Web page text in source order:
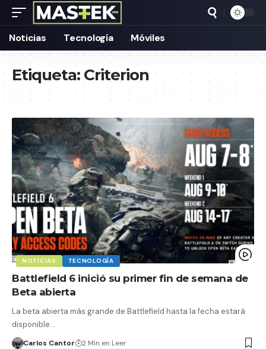
Noticias Tecnología Móviles
Etiqueta:Criterion
NOTICIAS TECNOLOGÍA
Battlefield 6 inició su primer fin de semana de
Beta abierta
La beta abierta más grande de Battlefield hasta la fecha estará
disponible…
Carlos Cantor 2 Min en Leer